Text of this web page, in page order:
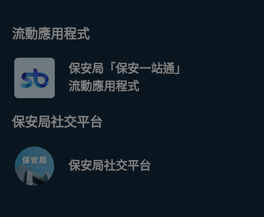
流動應用程式
保安局「保安一站通」
流動應用程式
保安局社交平台
保安局社交平台